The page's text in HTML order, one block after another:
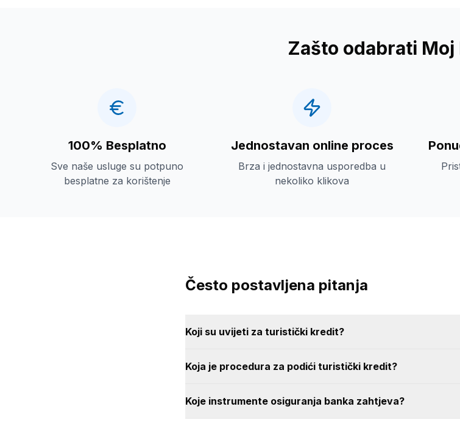
Zašto odabrati Moj
100% Besplatno
Sve naše usluge su potpuno
besplatne za korištenje
Jednostavan online proces
Brza i jednostavna usporedba u
nekoliko klikova
Često postavljena pitanja
Koji su uvijeti za turistički kredit?
Koja je procedura za podići turistički kredit?
Koje instrumente osiguranja banka zahtjeva?